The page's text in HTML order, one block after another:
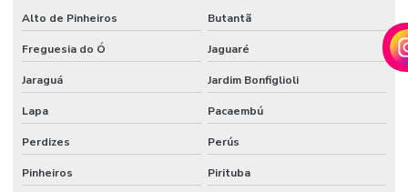
AUTOMAÇÃO
RESIDENCIAL
RESIDENCIAL
Alto de Pinheiros Butantã
Freguesia do Ó Jaguaré
Jaraguá Jardim Bonfiglioli
Lapa Pacaembú
Perdizes Perús
Pinheiros Pirituba